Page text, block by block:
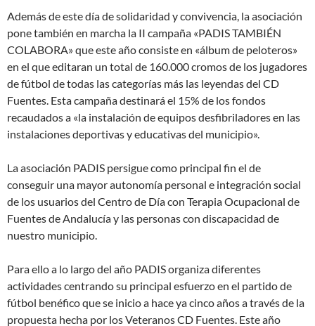
Además de este día de solidaridad y convivencia, la asociación
pone también en marcha la II campaña «PADIS TAMBIÉN
COLABORA» que este año consiste en «álbum de peloteros»
en el que editaran un total de 160.000 cromos de los jugadores
de fútbol de todas las categorías más las leyendas del CD
Fuentes. Esta campaña destinará el 15% de los fondos
recaudados a «la instalación de equipos desfibriladores en las
instalaciones deportivas y educativas del municipio».
La asociación PADIS persigue como principal fin el de
conseguir una mayor autonomía personal e integración social
de los usuarios del Centro de Día con Terapia Ocupacional de
Fuentes de Andalucía y las personas con discapacidad de
nuestro municipio.
Para ello a lo largo del año PADIS organiza diferentes
actividades centrando su principal esfuerzo en el partido de
fútbol benéfico que se inicio a hace ya cinco años a través de la
propuesta hecha por los Veteranos CD Fuentes. Este año